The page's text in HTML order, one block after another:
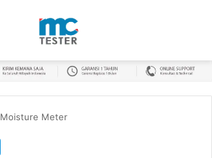
Moisture Meter